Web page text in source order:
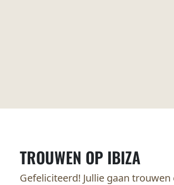
TROUWEN OP IBIZA
Gefeliciteerd! Jullie gaan